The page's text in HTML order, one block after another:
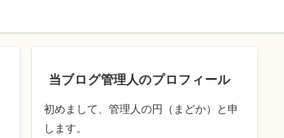
当ブログ管理人のプロフィール
初めまして、管理人の円（まどか）と申
します。